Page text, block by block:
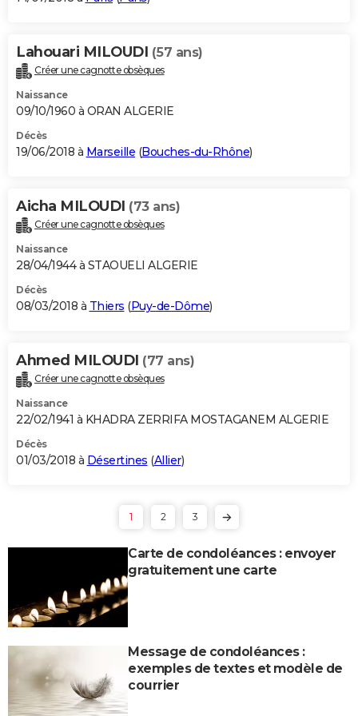
Lahouari MILOUDI (57 ans)
Créer une cagnotte obsèques
Naissance
09/10/1960 à ORAN ALGERIE
Décès
19/06/2018 à Marseille (Bouches-du-Rhône)
Aicha MILOUDI (73 ans)
Créer une cagnotte obsèques
Naissance
28/04/1944 à STAOUELI ALGERIE
Décès
08/03/2018 à Thiers (Puy-de-Dôme)
Ahmed MILOUDI (77 ans)
Créer une cagnotte obsèques
Naissance
22/02/1941 à KHADRA ZERRIFA MOSTAGANEM ALGERIE
Décès
01/03/2018 à Désertines (Allier)
1 2 3
Carte de condoléances : envoyer
gratuitement une carte
Message de condoléances :
exemples de textes et modèle de
courrier